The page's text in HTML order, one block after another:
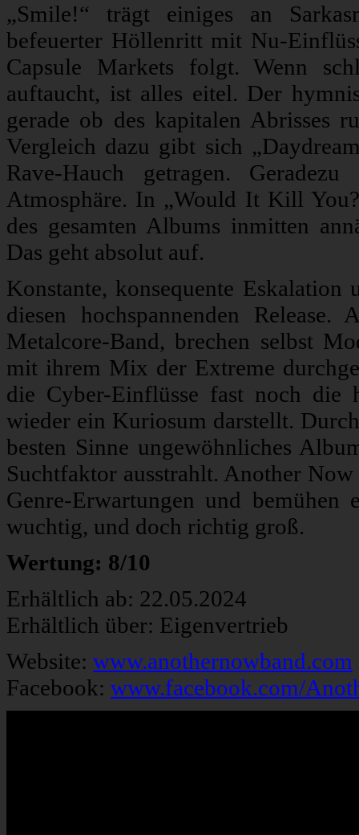
„Smile!“ trägt einiges an
befeuerter Höllenritt mit Nu-
Capsule Markets folgt. Wenn
auftaucht, ist alles eitel. Der
gerade ob des kapitalen Abrisses
Vergleich dazu gibt sich
Rave-Hauch getragen.
Atmosphäre. In „Would It Kill
des gesamten Albums inmitten
Das geht absolut auf.
Konstante, konsequente
diesen hochspannenden
Metalcore-Band, brechen selbst
mit ihrem Mix der Extreme
die Cyber-Einflüsse fast noch die
wieder ein Kuriosum darstellt.
besten Sinne ungewöhnliches
Suchtfaktor ausstrahlt. Another
Genre-Erwartungen und
wuchtig, und doch richtig groß.
Wertung: 8/10
Erhältlich ab: 22.05.2024
Erhältlich über: Eigenvertrieb
Website: www.anothernowband.com
Facebook: www.facebook.com/